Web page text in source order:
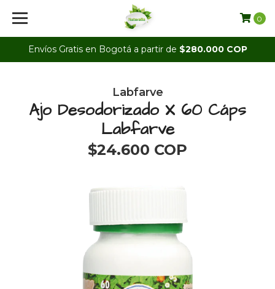
Envíos Gratis en Bogotá a partir de $280.000 COP
0
Labfarve
Ajo Desodorizado X 60 Cáps
Labfarve
$24.600 COP